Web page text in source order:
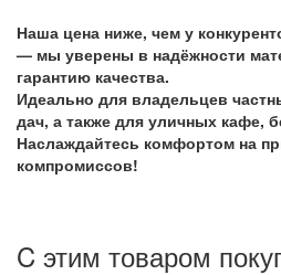
Наша цена ниже, чем у
— мы уверены в надёжности
гарантию качества.
Идеально для владельцев
дач, а также для уличных кафе,
Наслаждайтесь комфортом на
компромиссов!
C этим товаром